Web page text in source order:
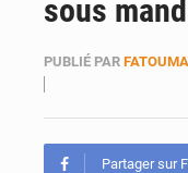
sous
PUBLIÉ PAR
Partager sur